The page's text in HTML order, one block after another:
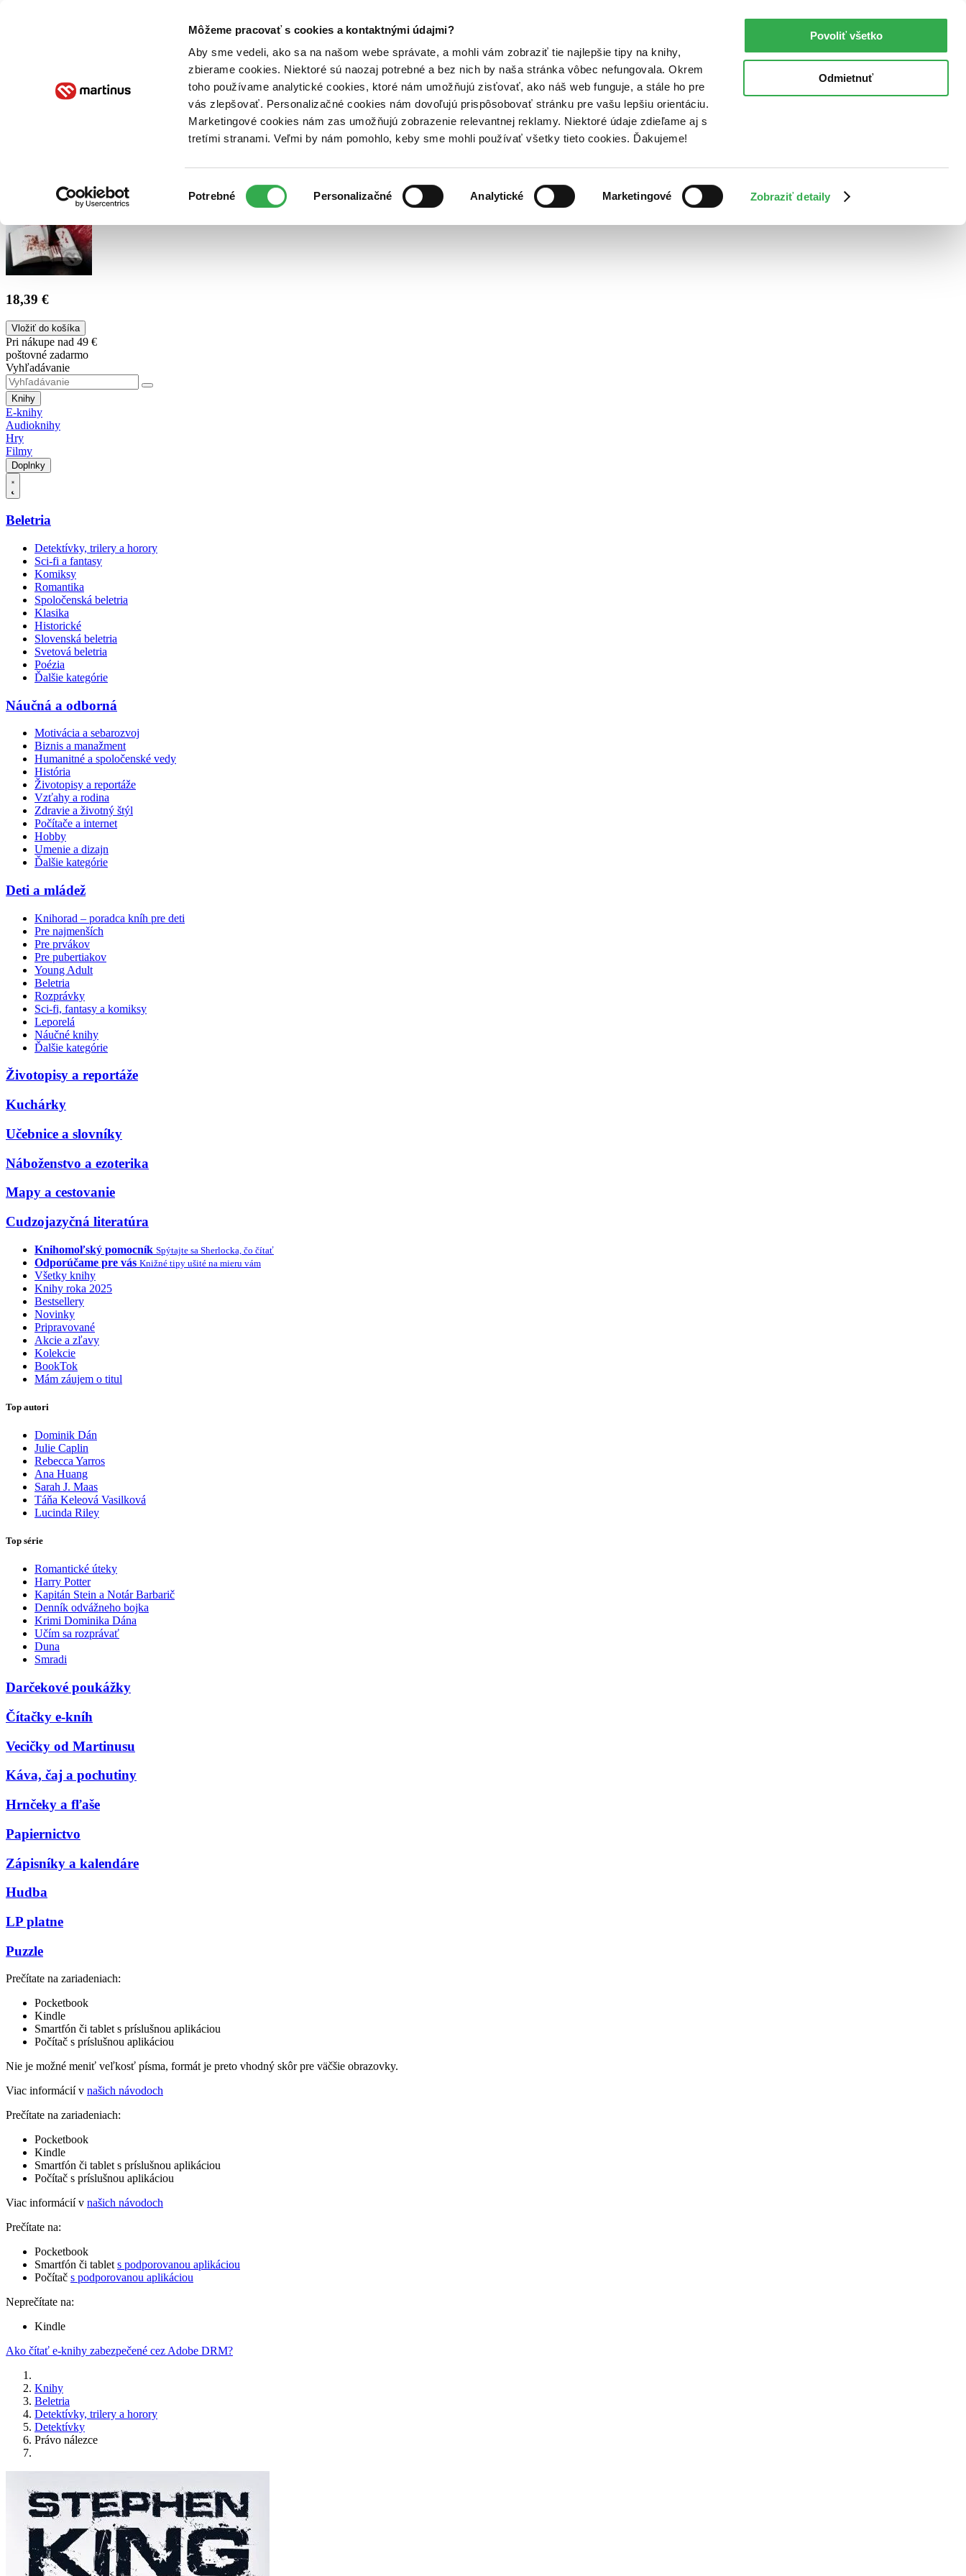
Môžeme pracovať s cookies a kontaktnými údajmi?
Aby sme vedeli, ako sa na našom webe správate, a mohli vám zobraziť tie najlepšie tipy na knihy,
zbierame cookies. Niektoré sú naozaj potrebné a bez nich by naša stránka vôbec nefungovala. Okrem
toho používame analytické cookies, ktoré nám umožňujú zisťovať, ako náš web funguje, a stále ho pre
vás zlepšovať. Personalizačné cookies nám dovoľujú prispôsobovať stránku pre vašu lepšiu orientáciu.
Marketingové cookies nám zas umožňujú zobrazenie relevantnej reklamy. Niektoré údaje zdieľame aj s
tretími stranami. Veľmi by nám pomohlo, keby sme mohli používať všetky tieto cookies. Ďakujeme!
súhlasu
Potrebné Personalizačné Analytické Marketingové Zobraziť detaily
Povoliť všetko
Odmietnuť
Poukážky Kontakt
18,39 €
Vložiť do košíka
Pri nákupe nad 49 €
poštovné zadarmo
Vyhľadávanie
Knihy
E-knihy
Audioknihy
Hry
Filmy
Doplnky
Beletria
Detektívky, trilery a horory
Sci-fi a fantasy
Komiksy
Romantika
Spoločenská beletria
Klasika
Historické
Slovenská beletria
Svetová beletria
Poézia
Ďalšie kategórie
Náučná a odborná
Motivácia a sebarozvoj
Biznis a manažment
Humanitné a spoločenské vedy
História
Životopisy a reportáže
Vzťahy a rodina
Zdravie a životný štýl
Počítače a internet
Hobby
Umenie a dizajn
Ďalšie kategórie
Deti a mládež
Knihorad – poradca kníh pre deti
Pre najmenších
Pre prvákov
Pre pubertiakov
Young Adult
Beletria
Rozprávky
Sci-fi, fantasy a komiksy
Leporelá
Náučné knihy
Ďalšie kategórie
Životopisy a reportáže
Kuchárky
Učebnice a slovníky
Náboženstvo a ezoterika
Mapy a cestovanie
Cudzojazyčná literatúra
Knihomoľský pomocník Spýtajte sa Sherlocka, čo čítať
Odporúčame pre vás Knižné tipy ušité na mieru vám
Všetky knihy
Knihy roka 2025
Bestsellery
Novinky
Pripravované
Akcie a zľavy
Kolekcie
BookTok
Mám záujem o titul
Top autori
Dominik Dán
Julie Caplin
Rebecca Yarros
Ana Huang
Sarah J. Maas
Táňa Keleová Vasilková
Lucinda Riley
Top série
Romantické úteky
Harry Potter
Kapitán Stein a Notár Barbarič
Denník odvážneho bojka
Krimi Dominika Dána
Učím sa rozprávať
Duna
Smradi
Darčekové poukážky
Čítačky e-kníh
Vecičky od Martinusu
Káva, čaj a pochutiny
Hrnčeky a fľaše
Papiernictvo
Zápisníky a kalendáre
Hudba
LP platne
Puzzle
Prečítate na zariadeniach:
Pocketbook
Kindle
Smartfón či tablet s príslušnou aplikáciou
Počítač s príslušnou aplikáciou
Nie je možné meniť veľkosť písma, formát je preto vhodný skôr pre väčšie obrazovky.
Viac informácií v našich návodoch
Prečítate na zariadeniach:
Pocketbook
Kindle
Smartfón či tablet s príslušnou aplikáciou
Počítač s príslušnou aplikáciou
Viac informácií v našich návodoch
Prečítate na:
Pocketbook
Smartfón či tablet s podporovanou aplikáciou
Počítač s podporovanou aplikáciou
Neprečítate na:
Kindle
Ako čítať e-knihy zabezpečené cez Adobe DRM?
Knihy
Beletria
Detektívky, trilery a horory
Detektívky
Právo nálezce